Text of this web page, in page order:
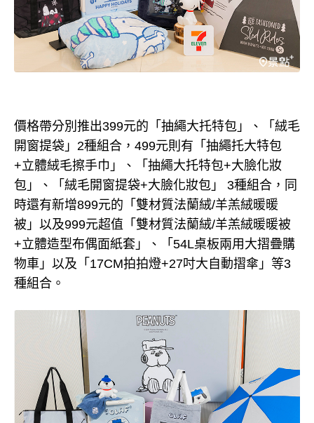
價格帶分別推出399元的「抽繩大托特包」、「絨毛
開窗提袋」2種組合，499元則有「抽繩托大特包
+立體絨毛擦手巾」、「抽繩大托特包+大臉化妝
包」、「絨毛開窗提袋+大臉化妝包」 3種組合，同
時還有新增899元的「雙材質法蘭絨/羊羔絨暖暖
被」以及999元超值「雙材質法蘭絨/羊羔絨暖暖被
+立體造型布偶面紙套」、「54L桌板兩用大摺疊購
物車」以及「17CM拍拍燈+27吋大自動摺傘」等3
種組合。